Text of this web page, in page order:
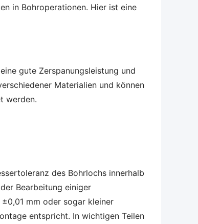
in Bohroperationen. Hier ist eine
gute Zerspanungsleistung und
Materialien und können
werden.
des Bohrlochs innerhalb
Bearbeitung einiger
mm oder sogar kleiner
entspricht. In wichtigen Teilen